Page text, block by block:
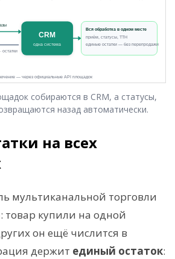
собираются в CRM, а статусы,
назад автоматически.
на всех
мультиканальной торговли
: товар купили на одной
он ещё числится в
держит единый остаток: